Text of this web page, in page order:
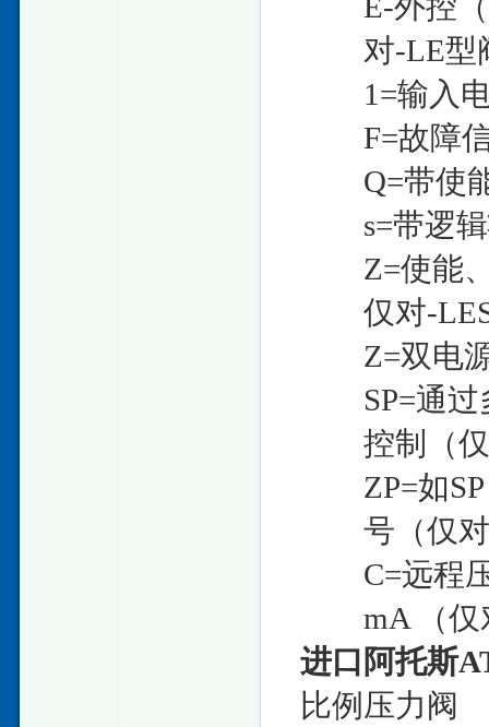
对-LE型
1=输入电
F=故障
Q=带使
s=带逻辑
Z=使能、
仅对-LES
Z=双电源
SP=通过
控制（仅
ZP=如SP
号（仅对-
C=远程压
mA （仅对
进口阿托斯
比例压力阀